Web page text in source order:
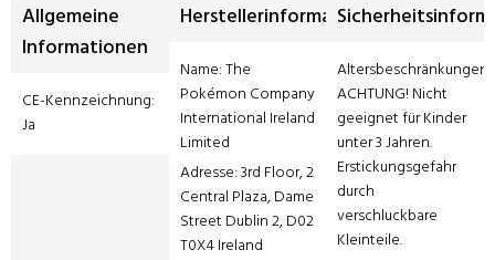
Allgemeine
Informationen
CE-Kennzeichnung:
Ja
Herstellerinformationen
Name: The
Pokémon Company
International Ireland
Limited
Adresse: 3rd Floor, 2
Central Plaza, Dame
Street Dublin 2, D02
T0X4 Ireland
Altersbeschränkungen:
ACHTUNG! Nicht
geeignet für Kinder
unter 3 Jahren.
Erstickungsgefahr
durch
verschluckbare
Kleinteile.